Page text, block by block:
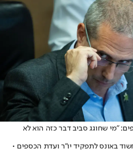
"מי שחוגג סביב דבר כזה הוא לא
באונס לתפקיד יו"ר ועדת הכספים •